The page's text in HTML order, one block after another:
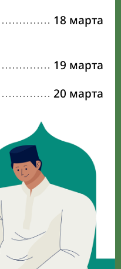
18 марта
19 марта
20 марта